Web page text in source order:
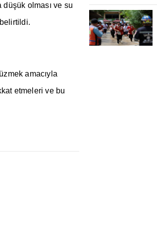
düşük olması ve su
amacıyla
etmeleri ve bu